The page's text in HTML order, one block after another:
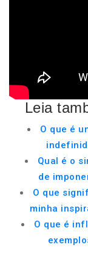
Leia
O que é
Qual é o
de
O que
minha
O que é